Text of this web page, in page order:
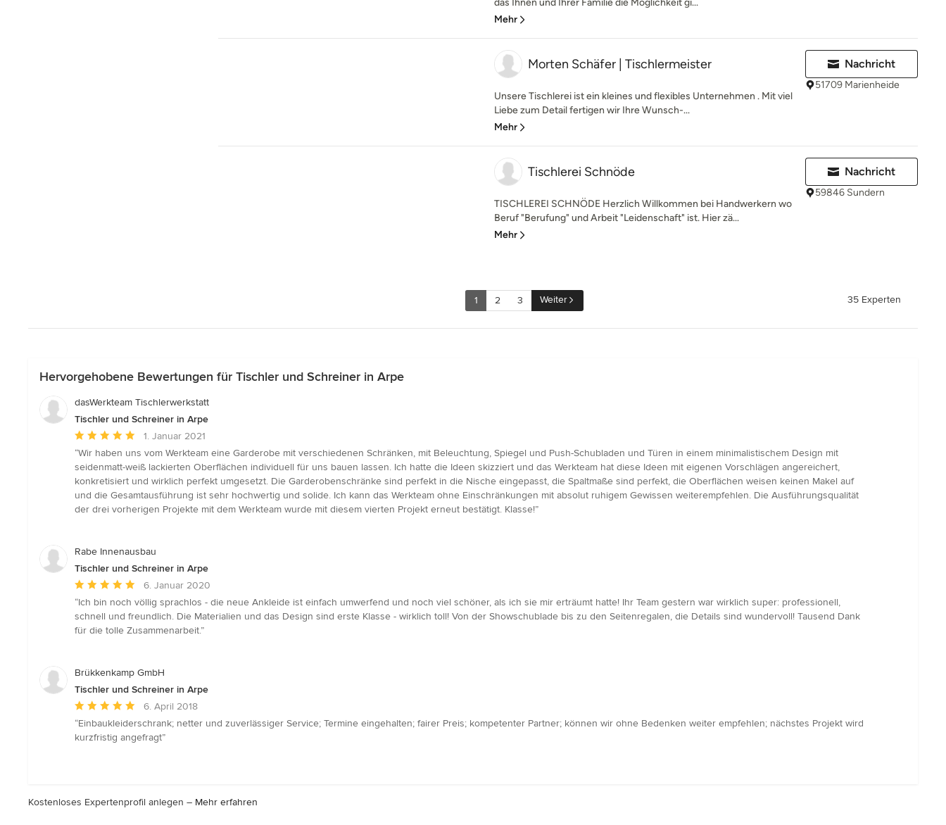
das Ihnen und Ihrer Familie die Möglichkeit gi...
Mehr
Morten Schäfer | Tischlermeister
Unsere Tischlerei ist ein kleines und flexibles Unternehmen . Mit viel
Liebe zum Detail fertigen wir Ihre Wunsch-...
Mehr
Nachricht
51709 Marienheide
Tischlerei Schnöde
TISCHLEREI SCHNÖDE Herzlich Willkommen bei Handwerkern wo
Beruf "Berufung" und Arbeit "Leidenschaft" ist. Hier zä...
Mehr
Nachricht
59846 Sundern
1 2 3 Weiter 35 Experten
Hervorgehobene Bewertungen für Tischler und Schreiner in Arpe
dasWerkteam Tischlerwerkstatt
Tischler und Schreiner in Arpe
Durchschnittliche
Bewertung:
5
von
5
Sternen
1. Januar 2021
“Wir haben uns vom Werkteam eine Garderobe mit verschiedenen Schränken, mit Beleuchtung, Spiegel und Push-Schubladen und Türen in einem minimalistischem Design mit
seidenmatt-weiß lackierten Oberflächen individuell für uns bauen lassen. Ich hatte die Ideen skizziert und das Werkteam hat diese Ideen mit eigenen Vorschlägen angereichert,
konkretisiert und wirklich perfekt umgesetzt. Die Garderobenschränke sind perfekt in die Nische eingepasst, die Spaltmaße sind perfekt, die Oberflächen weisen keinen Makel auf
und die Gesamtausführung ist sehr hochwertig und solide. Ich kann das Werkteam ohne Einschränkungen mit absolut ruhigem Gewissen weiterempfehlen. Die Ausführungsqualität
der drei vorherigen Projekte mit dem Werkteam wurde mit diesem vierten Projekt erneut bestätigt. Klasse!”
Rabe Innenausbau
Tischler und Schreiner in Arpe
Durchschnittliche
Bewertung:
5
von
6. Januar 2020
“Ich bin noch völlig sprachlos - die neue Ankleide ist einfach umwerfend und noch viel schöner, als ich sie mir erträumt hatte! Ihr Team gestern war wirklich super: professionell,
schnell und freundlich. Die Materialien und das Design sind erste Klasse - wirklich toll! Von der Showschublade bis zu den Seitenregalen, die Details sind wundervoll! Tausend Dank
für die tolle Zusammenarbeit.”
Brükkenkamp GmbH
Tischler und Schreiner in Arpe
Durchschnittliche
Bewertung:
5
6. April 2018
“Einbaukleiderschrank; netter und zuverlässiger Service; Termine eingehalten; fairer Preis; kompetenter Partner; können wir ohne Bedenken weiter empfehlen; nächstes Projekt wird
kurzfristig angefragt”
Kostenloses Expertenprofil anlegen – Mehr erfahren